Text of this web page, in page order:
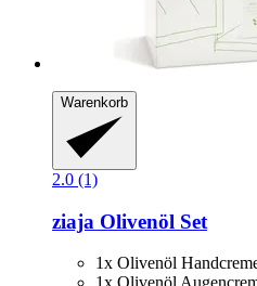
Warenkorb
2.0 (1)
ziaja Olivenöl Set
1x Olivenöl